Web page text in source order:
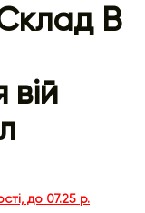
B
вій
до 07.25 р.